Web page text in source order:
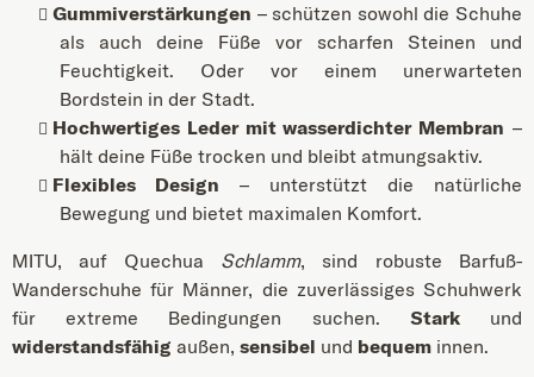
Gummiverstärkungen – schützen sowohl die Schuhe
als auch deine Füße vor scharfen Steinen und
Feuchtigkeit. Oder vor einem unerwarteten
Bordstein in der Stadt.
Hochwertiges Leder mit wasserdichter Membran –
hält deine Füße trocken und bleibt atmungsaktiv.
Flexibles Design – unterstützt die natürliche
Bewegung und bietet maximalen Komfort.
MITU, auf Quechua Schlamm, sind robuste Barfuß-
Wanderschuhe für Männer, die zuverlässiges Schuhwerk
für extreme Bedingungen suchen. Starkund
widerstandsfähig außen, sensibel und bequem innen.